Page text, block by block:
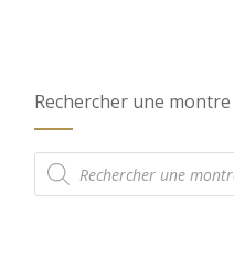
Rechercher une montre
Recherche
de
produits